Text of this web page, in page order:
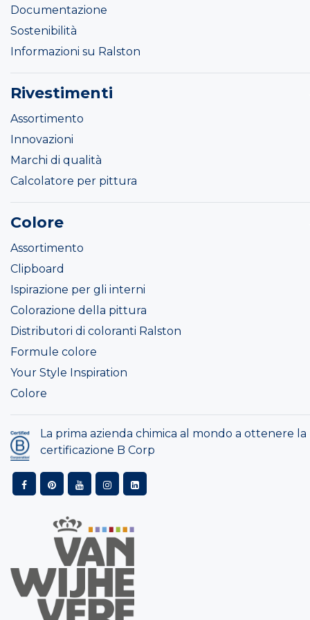
Documentazione
Sostenibilità
Informazioni su Ralston
Rivestimenti
Assortimento
Innovazioni
Marchi di qualità
Calcolatore per pittura
Colore
Assortimento
Clipboard
Ispirazione per gli interni
Colorazione della pittura
Distributori di coloranti Ralston
Formule colore
Your Style Inspiration
Colore
La prima azienda chimica al mondo a ottenere la
certificazione B Corp